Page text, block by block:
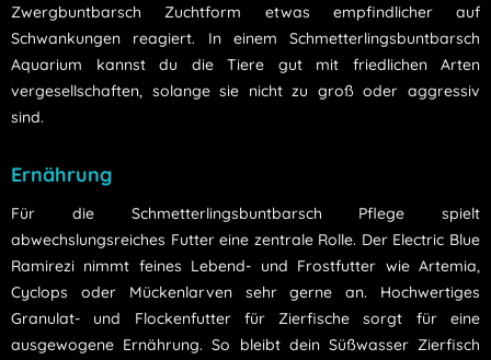
Zwergbuntbarsch Zuchtform etwas empfindlicher auf
Schwankungen reagiert. In einem Schmetterlingsbuntbarsch
Aquarium kannst du die Tiere gut mit friedlichen Arten
vergesellschaften, solange sie nicht zu groß oder aggressiv
sind.
Ernährung
Für die Schmetterlingsbuntbarsch Pflege spielt
abwechslungsreiches Futter eine zentrale Rolle. Der Electric Blue
Ramirezi nimmt feines Lebend- und Frostfutter wie Artemia,
Cyclops oder Mückenlarven sehr gerne an. Hochwertiges
Granulat- und Flockenfutter für Zierfische sorgt für eine
ausgewogene Ernährung. So bleibt dein Süßwasser Zierfisch